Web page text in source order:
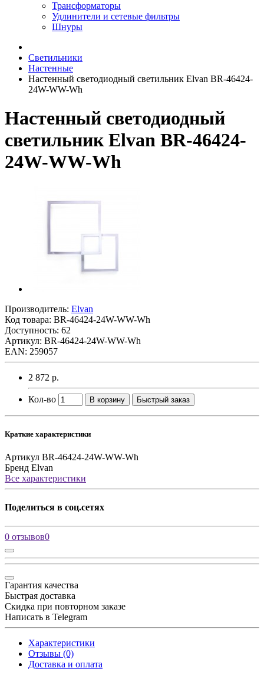
Трансформаторы
Удлинители и сетевые фильтры
Шнуры
Светильники
Настенные
Настенный светодиодный светильник Elvan BR-46424-
24W-WW-Wh
Настенный светодиодный
светильник Elvan BR-46424-
24W-WW-Wh
Производитель: Elvan
Код товара: BR-46424-24W-WW-Wh
Доступность: 62
Артикул: BR-46424-24W-WW-Wh
EAN: 259057
2 872 р.
Кол-во В корзину Быстрый заказ
Краткие характеристики
Артикул BR-46424-24W-WW-Wh
Бренд Elvan
Все характеристики
Поделиться в соц.сетях
0 отзывов0
Гарантия качества
Быстрая доставка
Скидка при повторном заказе
Написать в Telegram
Характеристики
Отзывы (0)
Доставка и оплата